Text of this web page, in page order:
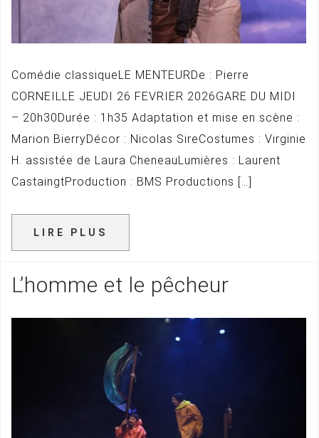
Comédie classiqueLE MENTEURDe : Pierre
CORNEILLE JEUDI 26 FEVRIER 2026GARE DU MIDI
– 20h30Durée : 1h35 Adaptation et mise en scène :
Marion BierryDécor : Nicolas SireCostumes : Virginie
H. assistée de Laura CheneauLumières : Laurent
CastaingtProduction : BMS Productions […]
LIRE PLUS
L’homme et le pêcheur